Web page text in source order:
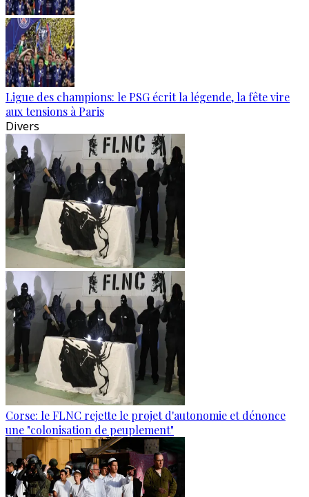
Ligue des champions: le PSG écrit la légende, la fête vire
aux tensions à Paris
Divers
Corse: le FLNC rejette le projet d'autonomie et dénonce
une "colonisation de peuplement"